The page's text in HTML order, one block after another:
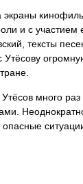
экраны
и с участием
тексты
много